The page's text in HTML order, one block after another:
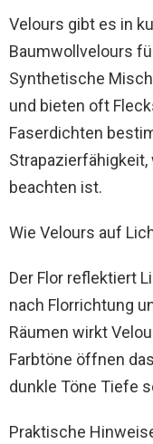
Velours gibt es in
Baumwollvelours
Synthetische
und bieten oft
Faserdichten
beachten ist.
Wie Velours auf
Der Flor reflektiert
nach Florrichtung
Räumen wirkt
Farbtöne öffnen
dunkle Töne Tiefe
Praktische